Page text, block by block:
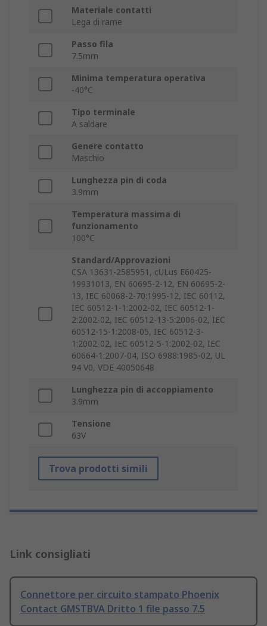
Materiale contatti
Lega di rame
Passo fila
7.5mm
Minima temperatura operativa
-40°C
Tipo terminale
A saldare
Genere contatto
Maschio
Lunghezza pin di coda
3.9mm
Temperatura massima di
funzionamento
100°C
Standard/Approvazioni
CSA 13631-2585951, cULus E60425-
19931013, EN 60695-2-12, EN 60695-2-
13, IEC 60068-2-70:1995-12, IEC 60112,
IEC 60512-1-1:2002-02, IEC 60512-1-
2:2002-02, IEC 60512-13-5:2006-02, IEC
60512-15-1:2008-05, IEC 60512-3-
1:2002-02, IEC 60512-5-1:2002-02, IEC
60664-1:2007-04, ISO 6988:1985-02, UL
94 V0, VDE 40050648
Lunghezza pin di accoppiamento
3.9mm
Tensione
63V
Trova prodotti simili
Link consigliati
Connettore per circuito stampato Phoenix
Contact GMSTBVA Dritto 1 file passo 7.5